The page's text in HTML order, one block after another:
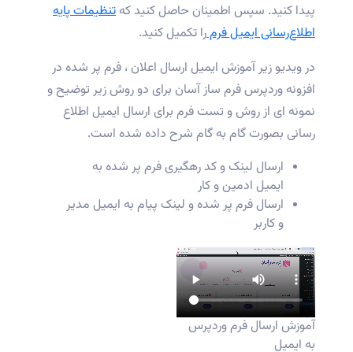
پیدا کنید. سپس اطمینان حاصل کنید که تنظیمات پایه
اطلاع‌رسانی ایمیل فرمرا تکمیل کنید.
در ویدیو زیر آموزش ایمیل ارسال اعلان ، فرم پر شده در
افزونه وردپرس فرم ساز آسان برای دو روش زیر توضیح و
نمونه ای از روش و تست فرم برای ارسال ایمیل اطلاع
رسانی بصورت گام به گام شرح داده شده است.
ارسال لینک و کد رهگیری فرم پر شده به
ایمیل ادمین و کار
ارسال فرم پر شده و لینک پیام به ایمیل مدیر
و کاربر
آموزش ارسال فرم وردپرس
به ایمیل